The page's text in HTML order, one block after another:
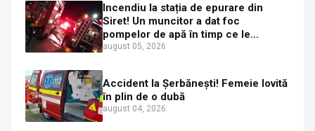
Incendiu la stația de epurare din
Siret! Un muncitor a dat foc
pompelor de apă în timp ce le
alimenta cu combustibil
august 05, 2026
Accident la Șerbănești! Femeie lovită
în plin de o dubă
august 04, 2026